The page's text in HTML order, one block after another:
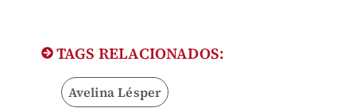
TAGS RELACIONADOS:
Avelina Lésper